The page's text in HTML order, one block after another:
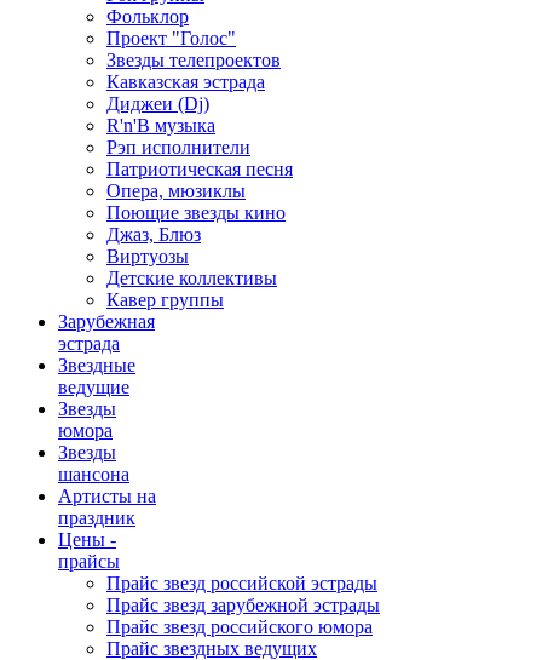
Фольклор
Проект "Голос"
Звезды телепроектов
Кавказская эстрада
Диджеи (Dj)
R'n'B музыка
Рэп исполнители
Патриотическая песня
Опера, мюзиклы
Поющие звезды кино
Джаз, Блюз
Виртуозы
Детские коллективы
Кавер группы
Зарубежная
эстрада
Звездные
ведущие
Звезды
юмора
Звезды
шансона
Артисты на
праздник
Цены -
прайсы
Прайс звезд российской эстрады
Прайс звезд зарубежной эстрады
Прайс звезд российского юмора
Прайс звездных ведущих